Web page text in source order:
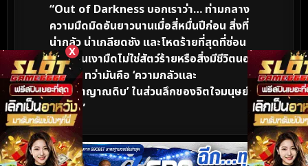
X
“Out of Darkness บอกเราว่า… ท่ามกลาง
ความมืดมิดอันยาวนานเมื่อสี่หมื่นปีก่อน สิ่งที่
น่ากลัว น่าเกลียดชัง และโหดร้ายที่สุดที่ซ่อน
ตัวอยู่ในเงามืดไม่ใช่สัตว์ร้ายหรือสิ่งมีชีวิตนอก
ตำนาน ทว่ามันคือ ‘ความกลัวและ
สัญชาตญาณดิบ’ ในส่วนลึกของจิตใจมนุษย์
เราเอง”